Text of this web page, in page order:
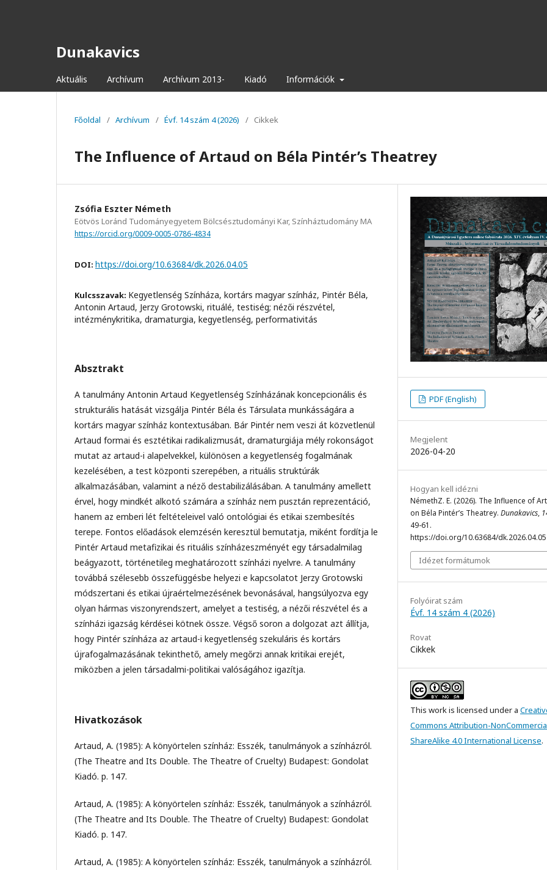
Dunakavics
Aktuális Archívum Archívum 2013- Kiadó Információk
Főoldal / Archívum / Évf. 14 szám 4 (2026) / Cikkek
The Influence of Artaud on Béla Pintér’s Theatrey
Zsófia Eszter Németh
Eötvös Loránd Tudományegyetem Bölcsésztudományi Kar, Színháztudomány MA
https://orcid.org/0009-0005-0786-4834
DOI: https://doi.org/10.63684/dk.2026.04.05
Kulcsszavak: Kegyetlenség Színháza, kortárs magyar színház, Pintér Béla,
Antonin Artaud, Jerzy Grotowski, rituálé, testiség; nézői részvétel,
intézménykritika, dramaturgia, kegyetlenség, performativitás
Absztrakt
A tanulmány Antonin Artaud Kegyetlenség Színházának koncepcionális és
strukturális hatását vizsgálja Pintér Béla és Társulata munkásságára a
kortárs magyar színház kontextusában. Bár Pintér nem veszi át közvetlenül
Artaud formai és esztétikai radikalizmusát, dramaturgiája mély rokonságot
mutat az artaud-i alapelvekkel, különösen a kegyetlenség fogalmának
kezelésében, a test központi szerepében, a rituális struktúrák
alkalmazásában, valamint a néző destabilizálásában. A tanulmány amellett
érvel, hogy mindkét alkotó számára a színház nem pusztán reprezentáció,
hanem az emberi lét feltételeivel való ontológiai és etikai szembesítés
terepe. Fontos előadások elemzésén keresztül bemutatja, miként fordítja le
Pintér Artaud metafizikai és rituális színházeszményét egy társadalmilag
beágyazott, történetileg meghatározott színházi nyelvre. A tanulmány
továbbá szélesebb összefüggésbe helyezi e kapcsolatot Jerzy Grotowski
módszertani és etikai újraértelmezésének bevonásával, hangsúlyozva egy
olyan hármas viszonyrendszert, amelyet a testiség, a nézői részvétel és a
színházi igazság kérdései kötnek össze. Végső soron a dolgozat azt állítja,
hogy Pintér színháza az artaud-i kegyetlenség szekuláris és kortárs
újrafogalmazásának tekinthető, amely megőrzi annak kritikai erejét,
miközben a jelen társadalmi-politikai valóságához igazítja.
Hivatkozások
Artaud, A. (1985): A könyörtelen színház: Esszék, tanulmányok a színházról.
(The Theatre and Its Double. The Theatre of Cruelty) Budapest: Gondolat
Kiadó. p. 147.
Artaud, A. (1985): A könyörtelen színház: Esszék, tanulmányok a színházról.
(The Theatre and Its Double. The Theatre of Cruelty) Budapest: Gondolat
Kiadó. p. 147.
Artaud, A. (1985): A könyörtelen színház: Esszék, tanulmányok a színházról.
PDF (English)
Megjelent
2026-04-20
Hogyan kell idézni
NémethZ. E. (2026). The Influence of
on Béla Pintér’s Theatrey. Dunakavics,
49-61.
https://doi.org/10.63684/dk.2026.04.05
Idézet formátumok
Folyóirat szám
Évf. 14 szám 4 (2026)
Rovat
Cikkek
This work is licensed under a
Commons Attribution-
ShareAlike 4.0 International License.